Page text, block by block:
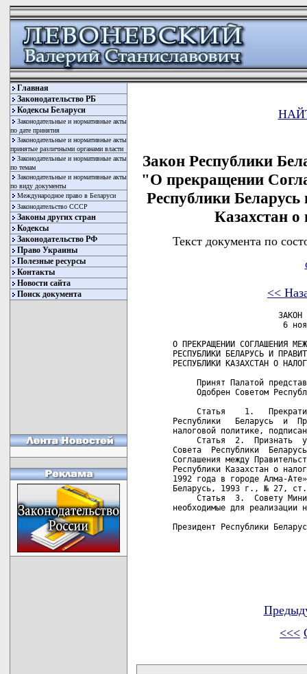
Главная
Законодательство РБ
Кодексы Беларуси
Законодательные и нормативные акты
по дате принятия
Законодательные и нормативные акты
принятые различными органами власти
Законодательные и нормативные акты
по темам
Законодательные и нормативные акты
по виду документы
Международное право в Беларуси
Законодательство СССР
Законы других стран
Кодексы
Законодательство РФ
Право Украины
Полезные ресурсы
Контакты
Новости сайта
Поиск документа
Закон Республики
"О прекращении
Республики
Казахстан о
Текст документа по
<<
ЗАКОН
6
О ПРЕКРАЩЕНИИ СОГЛАШЕНИЯ
РЕСПУБЛИКИ БЕЛАРУСЬ И
РЕСПУБЛИКИ КАЗАХСТАН О
Принят Палатой
Одобрен Советом
Статья    1.
Республики   Беларусь  и
налоговой политике,
Статья  2.  Признать
Совета  Республики
Соглашения между
Республики Казахстан о
1992 года в городе Алма-
Беларусь, 1993 г., № 27,
Статья  3.  Совету
необходимые для реализации
Президент Республики
<<<